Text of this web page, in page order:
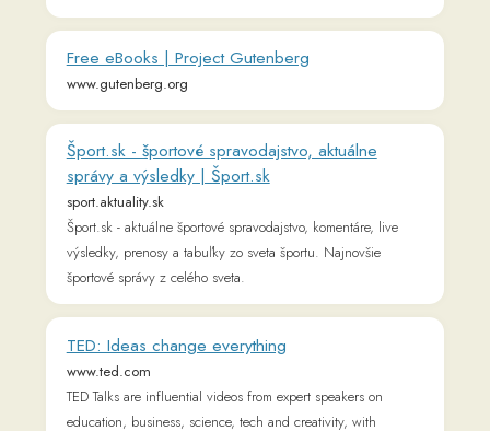
Forum (Help, Feedback &
Community)
Tutorial Videos
Web Reader Extension &
Bookmarklet
Readlang for mobile
Landing Page
Supported Languages
Privacy Policy
Terms of Service
Pricing
User Testimonials
About & Contact